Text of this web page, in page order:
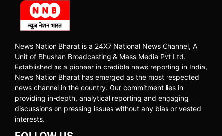
News Nation Bharat is a 24X7 National News Channel, A
Unit of Bhushan Broadcasting & Mass Media Pvt Ltd.
Established as a pioneer in credible news reporting in India,
News Nation Bharat has emerged as the most respected
news channel in the country. Our commitment lies in
providing in-depth, analytical reporting and engaging
discussions on pressing issues without any bias or vested
interests.